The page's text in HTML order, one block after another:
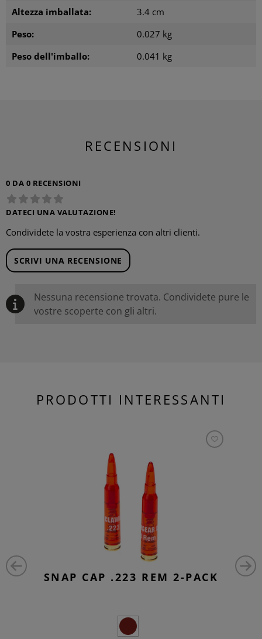
Altezza imballata:
3.4 cm
Peso:
0.027 kg
Peso dell'imballo:
0.041 kg
RECENSIONI
0 DA 0 RECENSIONI
DATECI UNA VALUTAZIONE!
Condividete la vostra esperienza con altri clienti.
SCRIVI UNA RECENSIONE
Nessuna recensione trovata. Condividete pure le
vostre scoperte con gli altri.
PRODOTTI INTERESSANTI
SNAP CAP .223 REM 2-PACK